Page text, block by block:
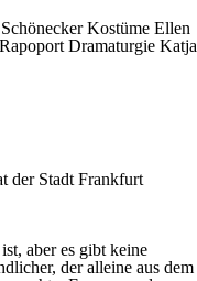
KostümeEllen
Dramaturgie Katja
der Stadt Frankfurt
aber es gibt keine
der alleine aus dem